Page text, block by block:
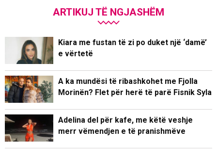
ARTIKUJ TË NGJASHËM
Kiara me fustan të zi po duket një ‘damë’
e vërtetë
A ka mundësi të ribashkohet me Fjolla
Morinën? Flet për herë të parë Fisnik Syla
Adelina del për kafe, me këtë veshje
merr vëmendjen e të pranishmëve